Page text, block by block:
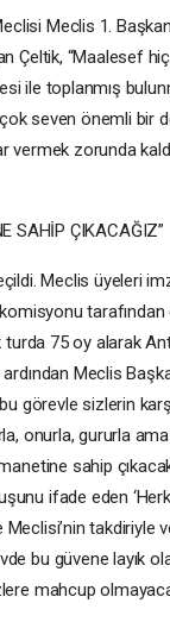
Meclis 1.
Çeltik, “Maalesef
toplanmış
seven önemli bir
vermek zorunda
SAHİP ÇIKACAĞIZ”
Meclis üyeleri
tarafından
75 oy alarak
Meclis
görevle sizlerin
onurla, gururla
sahip
ifade eden
Meclisi’nin
bu güvene layık
mahcup